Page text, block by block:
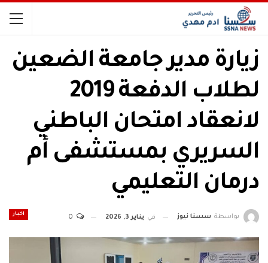
زيارة مدير جامعة الضعين
لطلاب الدفعة 2019
لانعقاد امتحان الباطني
السريري بمستشفى أم
درمان التعليمي
اخبار بواسطة سسنا نيوز في يناير 3, 2026